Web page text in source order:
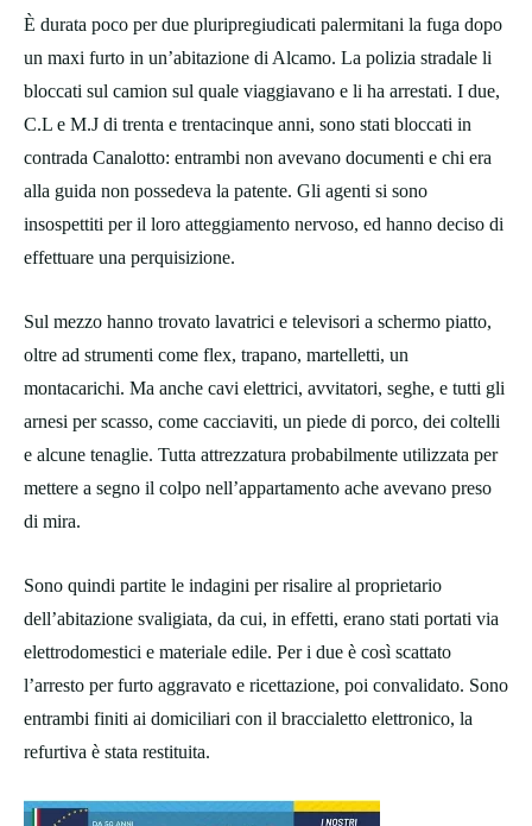
È durata poco per due pluripregiudicati palermitani la fuga dopo
un maxi furto in un’abitazione di Alcamo. La polizia stradale li
bloccati sul camion sul quale viaggiavano e li ha arrestati. I due,
C.L e M.J di trenta e trentacinque anni, sono stati bloccati in
contrada Canalotto: entrambi non avevano documenti e chi era
alla guida non possedeva la patente. Gli agenti si sono
insospettiti per il loro atteggiamento nervoso, ed hanno deciso di
effettuare una perquisizione.
Sul mezzo hanno trovato lavatrici e televisori a schermo piatto,
oltre ad strumenti come flex, trapano, martelletti, un
montacarichi. Ma anche cavi elettrici, avvitatori, seghe, e tutti gli
arnesi per scasso, come cacciaviti, un piede di porco, dei coltelli
e alcune tenaglie. Tutta attrezzatura probabilmente utilizzata per
mettere a segno il colpo nell’appartamento ache avevano preso
di mira.
Sono quindi partite le indagini per risalire al proprietario
dell’abitazione svaligiata, da cui, in effetti, erano stati portati via
elettrodomestici e materiale edile. Per i due è così scattato
l’arresto per furto aggravato e ricettazione, poi convalidato. Sono
entrambi finiti ai domiciliari con il braccialetto elettronico, la
refurtiva è stata restituita.